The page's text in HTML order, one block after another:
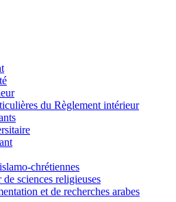
du Règlement intérieur
chrétiennes
sciences religieuses
et de recherches arabes